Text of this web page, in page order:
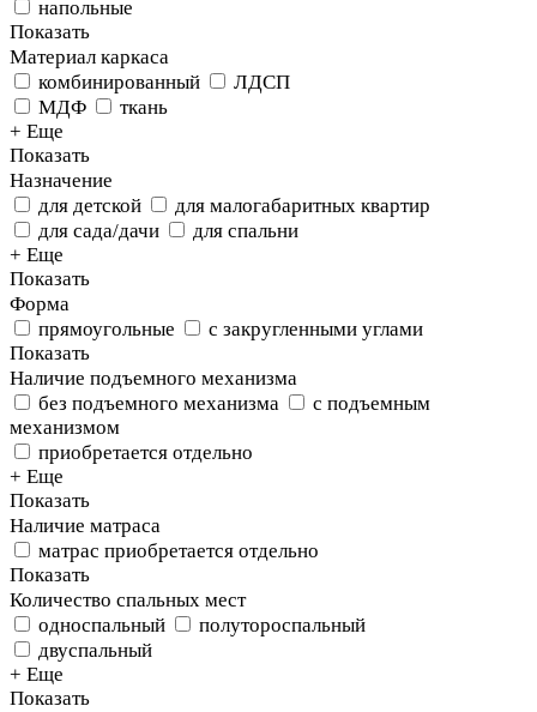
напольные
Показать
Материал каркаса
комбинированный
ЛДСП
МДФ
ткань
+ Еще
Показать
Назначение
для детской
для малогабаритных квартир
для сада/дачи
для спальни
+ Еще
Показать
Форма
прямоугольные
с закругленными углами
Показать
Наличие подъемного механизма
без подъемного механизма
с подъемным
механизмом
приобретается отдельно
+ Еще
Показать
Наличие матраса
матрас приобретается отдельно
Показать
Количество спальных мест
односпальный
полутороспальный
двуспальный
+ Еще
Показать